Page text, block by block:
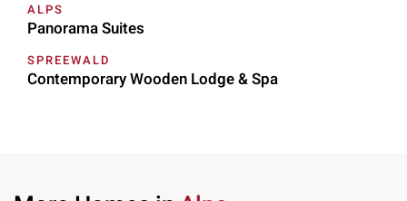
ALPS
Panorama Suites
SPREEWALD
Contemporary Wooden Lodge & Spa